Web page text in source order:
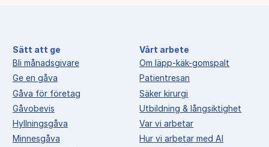
Sätt att ge
Bli månadsgivare
Ge en gåva
Gåva för företag
Gåvobevis
Hyllningsgåva
Minnesgåva
Vårt arbete
Om läpp-käk-gomspalt
Patientresan
Säker kirurgi
Utbildning & långsiktighet
Var vi arbetar
Hur vi arbetar med AI